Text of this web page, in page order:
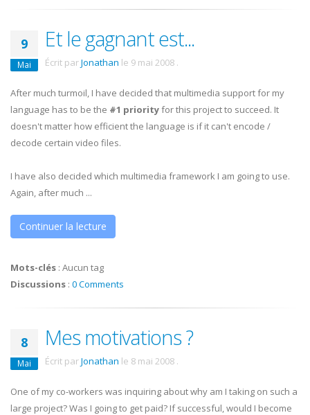
9
Mai
Et le gagnant est...
Écrit parJonathan le 9 mai 2008 .
After much turmoil, I have decided that multimedia support for my
language has to be the #1 priorityfor this project to succeed. It
doesn't matter how efficient the language is if it can't encode /
decode certain video files.
I have also decided which multimedia framework I am going to use.
Again, after much ...
Continuer la lecture
Mots-clés : Aucun tag
Discussions : 0 Comments
8
Mai
Mes motivations ?
Écrit parJonathan le 8 mai 2008 .
One of my co-workers was inquiring about why am I taking on such a
large project? Was I going to get paid? If successful, would I become